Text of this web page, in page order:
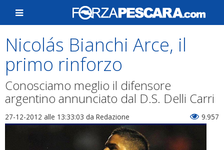
Nicolás Bianchi Arce, il
primo rinforzo
Conosciamo meglio il difensore
argentino annunciato dal D.S. Delli Carri
27-12-2012 alle 13:33:03 da Redazione 9.957